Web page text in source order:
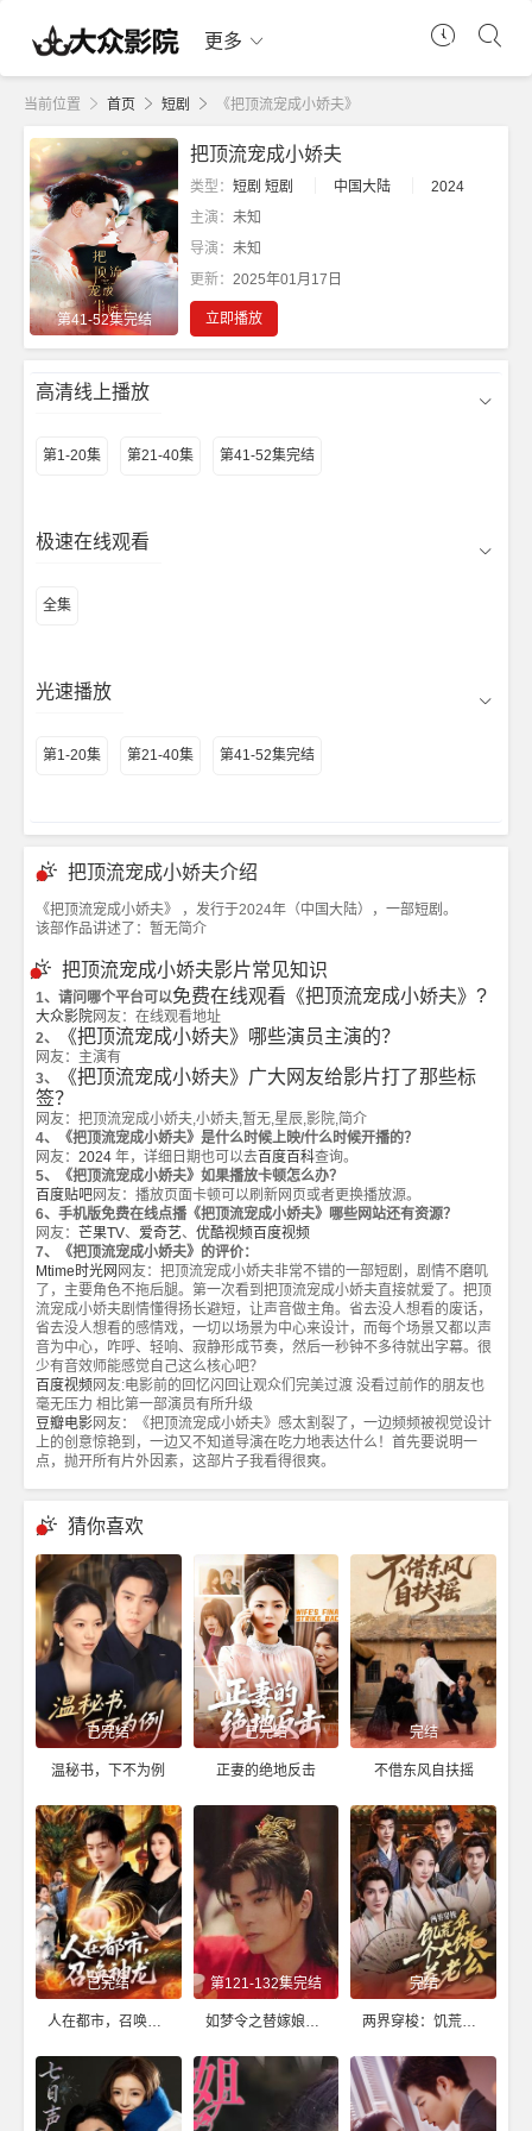
更多
当前位置 首页 短剧 《把顶流宠成小娇夫》
第41-52集完结
把顶流宠成小娇夫
类型： 短剧 短剧 中国大陆
2024
主演： 未知
导演： 未知
更新： 2025年01月17日
立即播放
高清线上播放
第1-20集 第21-40集 第41-52集完结
极速在线观看
全集
光速播放
第1-20集 第21-40集 第41-52集完结
把顶流宠成小娇夫介绍
《把顶流宠成小娇夫》 ，发行于2024年（中国大陆），一部短剧。
该部作品讲述了：暂无简介
把顶流宠成小娇夫影片常见知识
1、请问哪个平台可以免费在线观看《把顶流宠成小娇夫》?
大众影院网友：在线观看地址
2、
《把顶流宠成小娇夫》哪些演员主演的？
网友：主演有
3、
《把顶流宠成小娇夫》广大网友给影片打了那些标
签？
网友：把顶流宠成小娇夫,小娇夫,暂无,星辰,影院,简介
4、《把顶流宠成小娇夫》是什么时候上映/什么时候开播的？
网友： 2024 年，详细日期也可以去百度百科查询。
5、《把顶流宠成小娇夫》如果播放卡顿怎么办？
百度贴吧网友：播放页面卡顿可以刷新网页或者更换播放源。
6、手机版免费在线点播《把顶流宠成小娇夫》哪些网站还有资源？
网友： 芒果TV、 爱奇艺、 优酷视频 百度视频
7、《把顶流宠成小娇夫》的评价：
Mtime时光网 网友：把顶流宠成小娇夫非常不错的一部短剧，剧情不磨叽
了，主要角色不拖后腿。第一次看到把顶流宠成小娇夫直接就爱了。把顶
流宠成小娇夫剧情懂得扬长避短，让声音做主角。省去没人想看的废话，
省去没人想看的感情戏，一切以场景为中心来设计，而每个场景又都以声
音为中心，咋呼、轻响、寂静形成节奏，然后一秒钟不多待就出字幕。很
少有音效师能感觉自己这么核心吧？
百度视频 网友:电影前的回忆闪回让观众们完美过渡 没看过前作的朋友也
毫无压力 相比第一部演员有所升级
豆瓣电影网友：《把顶流宠成小娇夫》感太割裂了，一边频频被视觉设计
上的创意惊艳到，一边又不知道导演在吃力地表达什么！首先要说明一
点，抛开所有片外因素，这部片子我看得很爽。
猜你喜欢
已完结
温秘书，下不为例
已完结
正妻的绝地反击
完结
不借东风自扶摇
已完结
人在都市，召唤神龙
第121-132集完结
如梦令之替嫁娘子是高手
完结
两界穿梭：饥荒年，一个大饼养老公